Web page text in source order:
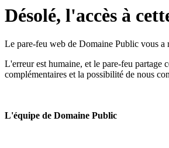
Désolé, l'accès à
Le pare-feu web de Domaine Public vous a
L'erreur est humaine, et le pare-feu partage
complémentaires et la possibilité de nous
L'équipe de Domaine Public